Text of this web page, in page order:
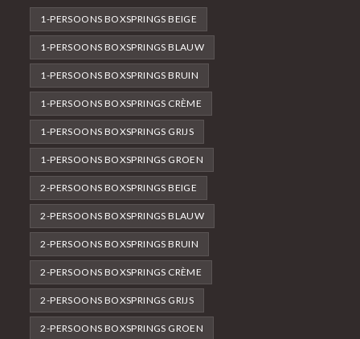
1-PERSOONS BOXSPRINGS BEIGE
1-PERSOONS BOXSPRINGS BLAUW
1-PERSOONS BOXSPRINGS BRUIN
1-PERSOONS BOXSPRINGS CRÈME
1-PERSOONS BOXSPRINGS GRIJS
1-PERSOONS BOXSPRINGS GROEN
2-PERSOONS BOXSPRINGS BEIGE
2-PERSOONS BOXSPRINGS BLAUW
2-PERSOONS BOXSPRINGS BRUIN
2-PERSOONS BOXSPRINGS CRÈME
2-PERSOONS BOXSPRINGS GRIJS
2-PERSOONS BOXSPRINGS GROEN